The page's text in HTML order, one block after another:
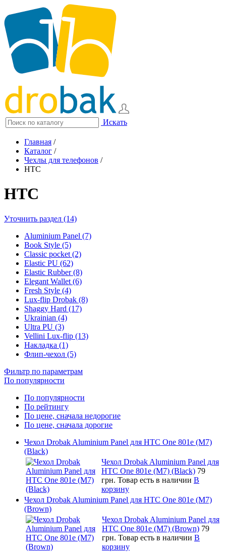
Искать
Главная /
Каталог /
Чехлы для телефонов /
HTC
HTC
Уточнить раздел (14)
Aluminium Panel (7)
Book Style (5)
Classic pocket (2)
Elastic PU (62)
Elastic Rubber (8)
Elegant Wallet (6)
Fresh Style (4)
Lux-flip Drobak (8)
Shaggy Hard (17)
Ukrainian (4)
Ultra PU (3)
Vellini Lux-flip (13)
Накладка (1)
Флип-чехол (5)
Фильтр по параметрам
По популярности
По популярности
По рейтингу
По цене, сначала недорогие
По цене, сначала дорогие
Чехол Drobak Aluminium Panel для HTC One 801e (M7)
(Black)
Чехол Drobak Aluminium Panel для
HTC One 801e (M7) (Black) 79
грн. Товар есть в наличии В
корзину
Чехол Drobak Aluminium Panel для HTC One 801e (M7)
(Brown)
Чехол Drobak Aluminium Panel для
HTC One 801e (M7) (Brown) 79
грн. Товар есть в наличии В
корзину